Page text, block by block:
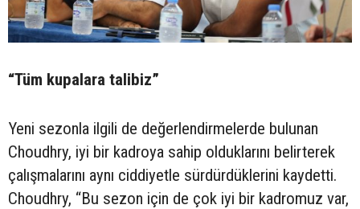
“Tüm kupalara talibiz”
Yeni sezonla ilgili de değerlendirmelerde bulunan
Choudhry, iyi bir kadroya sahip olduklarını belirterek
çalışmalarını aynı ciddiyetle sürdürdüklerini kaydetti.
Choudhry, “Bu sezon için de çok iyi bir kadromuz var,